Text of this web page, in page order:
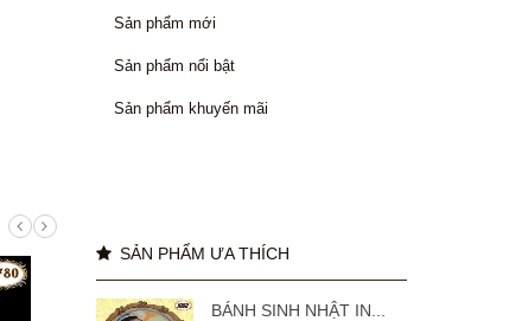
Sản phẩm mới
Sản phẩm nổi bật
Sản phẩm khuyến mãi
SẢN PHẨM ƯA THÍCH
BÁNH SINH NHẬT IN...